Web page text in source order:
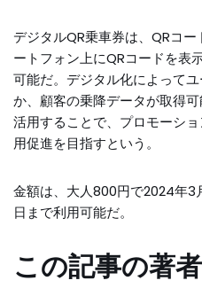
デジタルQR乗車券は、QRコ
ートフォン上にQRコードを表
可能だ。デジタル化によって
か、顧客の乗降データが取得
活用することで、プロモーシ
用促進を目指すという。
金額は、大人800円で2024年3
日まで利用可能だ。
この記事の著者